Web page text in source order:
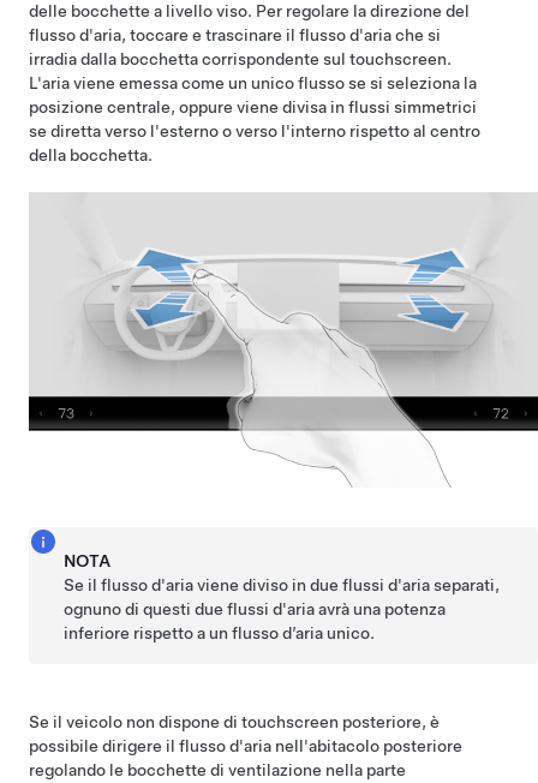
delle bocchette a livello viso. Per regolare la direzione del
flusso d'aria, toccare e trascinare il flusso d'aria che si
irradia dalla bocchetta corrispondente sul touchscreen.
L'aria viene emessa come un unico flusso se si seleziona la
posizione centrale, oppure viene divisa in flussi simmetrici
se diretta verso l'esterno o verso l'interno rispetto al centro
della bocchetta.
NOTA
Se il flusso d'aria viene diviso in due flussi d'aria separati,
ognuno di questi due flussi d'aria avrà una potenza
inferiore rispetto a un flusso d’aria unico.
Se il veicolo non dispone di touchscreen posteriore, è
possibile dirigere il flusso d'aria nell'abitacolo posteriore
regolando le bocchette di ventilazione nella parte